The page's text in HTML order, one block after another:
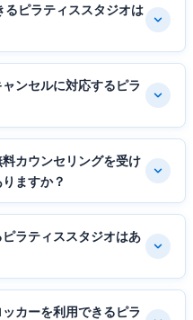
ピラティススタジオは
ンセルに対応するピラ
カウンセリングを受け
ますか？
ラティススタジオはあ
カーを利用できるピラ